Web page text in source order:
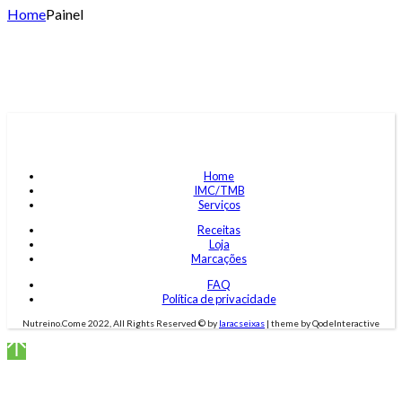
HomePainel
Home
IMC/TMB
Serviços
Receitas
Loja
Marcações
FAQ
Política de privacidade
Nutreino.Come 2022, All Rights Reserved © by laracseixas | theme by QodeInteractive